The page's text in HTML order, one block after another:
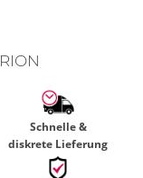
Schnelle &
diskrete Lieferung